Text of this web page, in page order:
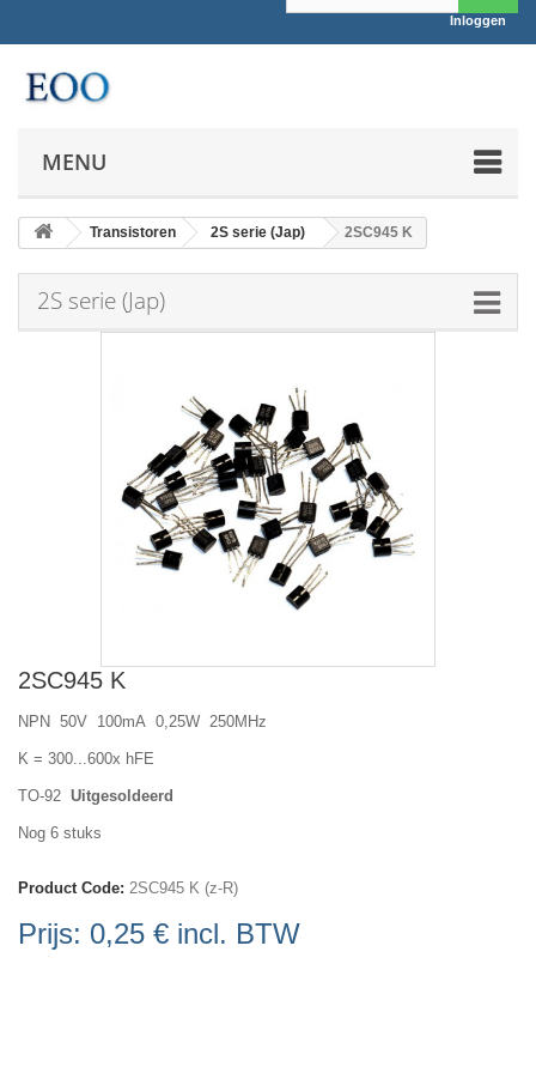
Inloggen
MENU
Transistoren 2S serie (Jap) 2SC945 K
2S serie (Jap)
2SC945 K
NPN 50V 100mA 0,25W 250MHz
K = 300...600x hFE
TO-92 Uitgesoldeerd
Nog 6 stuks
Product Code: 2SC945 K (z-R)
Prijs: 0,25 € incl. BTW